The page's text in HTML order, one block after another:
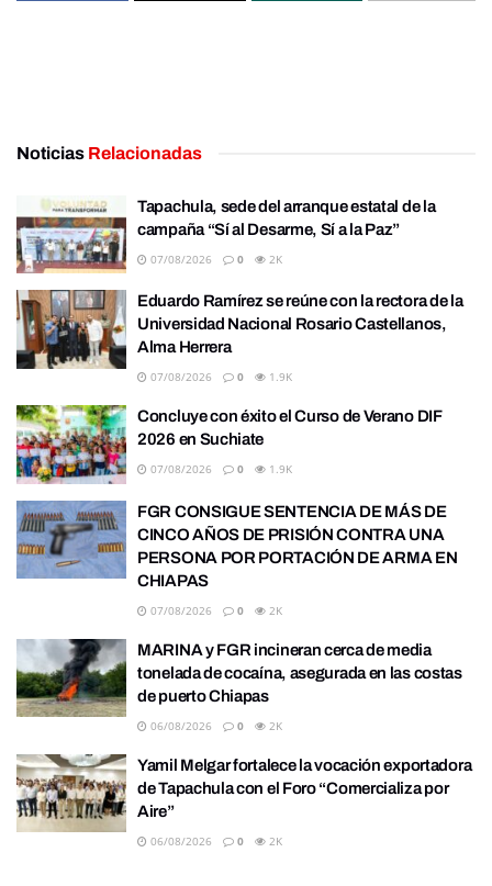
Noticias Relacionadas
Tapachula, sede del arranque estatal de la
campaña “Sí al Desarme, Sí a la Paz”
07/08/2026 0 2K
Eduardo Ramírez se reúne con la rectora de la
Universidad Nacional Rosario Castellanos,
Alma Herrera
07/08/2026 0 1.9K
Concluye con éxito el Curso de Verano DIF
2026 en Suchiate
07/08/2026 0 1.9K
FGR CONSIGUE SENTENCIA DE MÁS DE
CINCO AÑOS DE PRISIÓN CONTRA UNA
PERSONA POR PORTACIÓN DE ARMA EN
CHIAPAS
07/08/2026 0 2K
MARINA y FGR incineran cerca de media
tonelada de cocaína, asegurada en las costas
de puerto Chiapas
06/08/2026 0 2K
Yamil Melgar fortalece la vocación exportadora
de Tapachula con el Foro “Comercializa por
Aire”
06/08/2026 0 2K